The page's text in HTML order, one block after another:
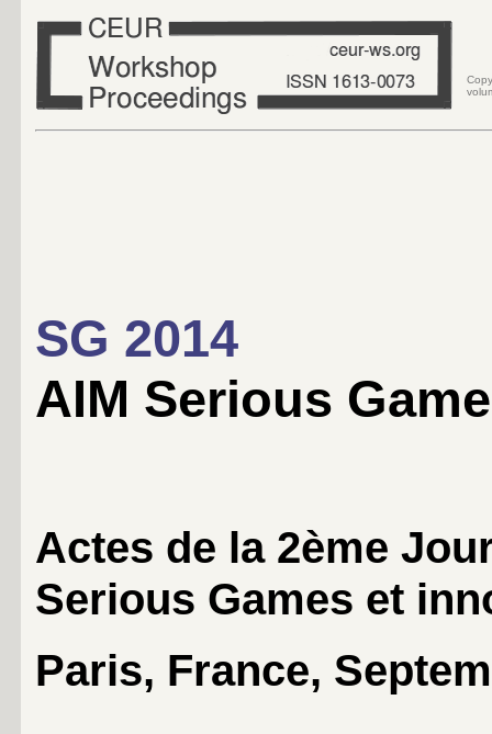
SG 2014
AIM Serious
Actes de la 2ème
Serious Games et
Paris, France,